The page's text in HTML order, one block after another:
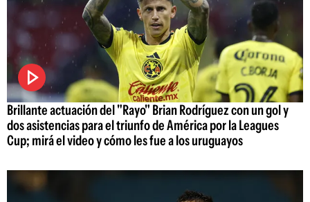
Brillante actuación del "Rayo" Brian Rodríguez con un gol y
dos asistencias para el triunfo de América por la Leagues
Cup; mirá el video y cómo les fue a los uruguayos